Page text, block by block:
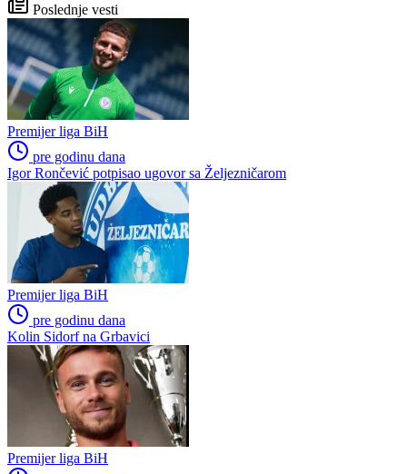
Poslednje vesti
Premijer liga BiH
pre godinu dana
Igor Rončević potpisao ugovor sa Željezničarom
Premijer liga BiH
pre godinu dana
Kolin Sidorf na Grbavici
Premijer liga BiH